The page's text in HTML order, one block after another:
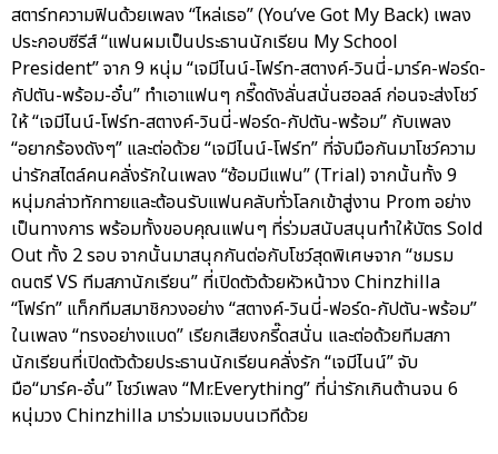
สตาร์ทความฟินด้วยเพลง “ไหล่เธอ” (You’ve Got My Back) เพลง
ประกอบซีรีส์ “แฟนผมเป็นประธานนักเรียน My School
President” จาก 9 หนุ่ม “เจมีไนน์-โฟร์ท-สตางค์-วินนี่-มาร์ค-ฟอร์ด-
กัปตัน-พร้อม-อั๋น” ทำเอาแฟนๆ กรี๊ดดังลั่นสนั่นฮอลล์ ก่อนจะส่งโชว์
ให้ “เจมีไนน์-โฟร์ท-สตางค์-วินนี่-ฟอร์ด-กัปตัน-พร้อม” กับเพลง
“อยากร้องดังๆ” และต่อด้วย “เจมีไนน์-โฟร์ท” ที่จับมือกันมาโชว์ความ
น่ารักสไตล์คนคลั่งรักในเพลง “ซ้อมมีแฟน” (Trial) จากนั้นทั้ง 9
หนุ่มกล่าวทักทายและต้อนรับแฟนคลับทั่วโลกเข้าสู่งาน Prom อย่าง
เป็นทางการ พร้อมทั้งขอบคุณแฟนๆ ที่ร่วมสนับสนุนทำให้บัตร Sold
Out ทั้ง 2 รอบ จากนั้นมาสนุกกันต่อกับโชว์สุดพิเศษจาก “ชมรม
ดนตรี VS ทีมสภานักเรียน” ที่เปิดตัวด้วยหัวหน้าวง Chinzhilla
“โฟร์ท” แท็กทีมสมาชิกวงอย่าง “สตางค์-วินนี่-ฟอร์ด-กัปตัน-พร้อม”
ในเพลง “ทรงอย่างแบด” เรียกเสียงกรี๊ดสนั่น และต่อด้วยทีมสภา
นักเรียนที่เปิดตัวด้วยประธานนักเรียนคลั่งรัก “เจมีไนน์” จับ
มือ“มาร์ค-อั๋น” โชว์เพลง “Mr.Everything” ที่น่ารักเกินต้านจน 6
หนุ่มวง Chinzhilla มาร่วมแจมบนเวทีด้วย